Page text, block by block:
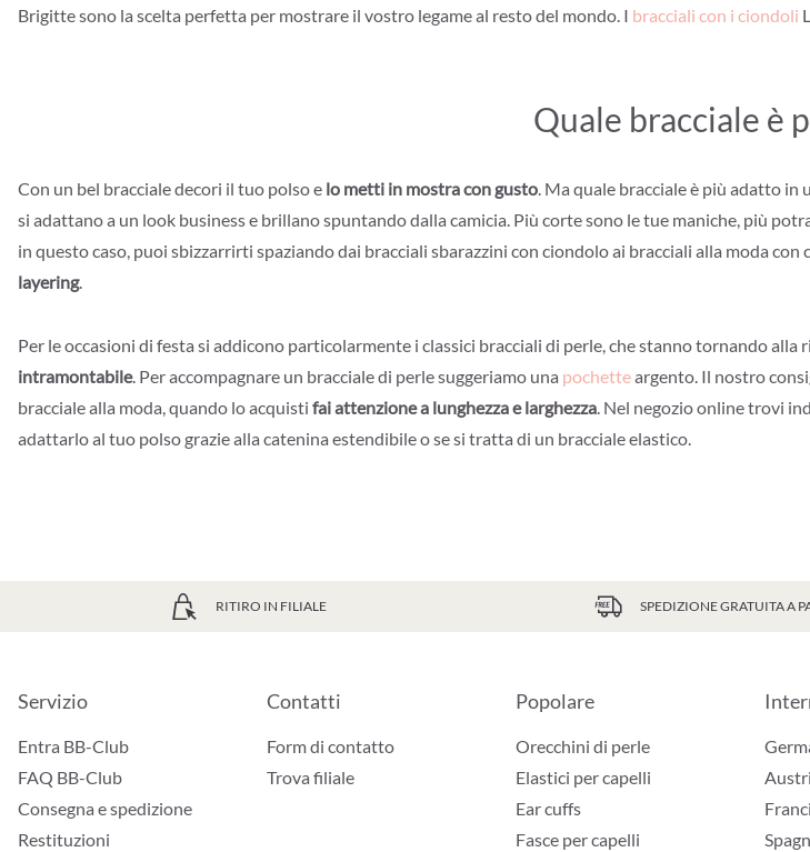
Brigitte sono la scelta perfetta per mostrare il vostro legame al resto del mondo. I bracciali con i ciondoli
Quale bracciale è
Con un bel bracciale decori il tuo polso e lo metti in mostra con gusto. Ma quale bracciale è più adatto in
si adattano a un look business e brillano spuntando dalla camicia. Più corte sono le tue maniche, più
in questo caso, puoi sbizzarrirti spaziando dai bracciali sbarazzini con ciondolo ai bracciali alla moda con
layering.
Per le occasioni di festa si addicono particolarmente i classici bracciali di perle, che stanno tornando
intramontabile. Per accompagnare un bracciale di perle suggeriamo una pochetteargento. Il nostro
bracciale alla moda, quando lo acquisti fai attenzione a lunghezza e larghezza. Nel negozio online trovi
adattarlo al tuo polso grazie alla catenina estendibile o se si tratta di un bracciale elastico.
RITIRO IN FILIALE SPEDIZIONE GRATUITA A
Servizio
Entra BB-Club
FAQ BB-Club
Consegna e spedizione
Restituzioni
Contatti
Form di contatto
Trova filiale
Popolare
Orecchini di perle
Elastici per capelli
Ear cuffs
Fasce per capelli